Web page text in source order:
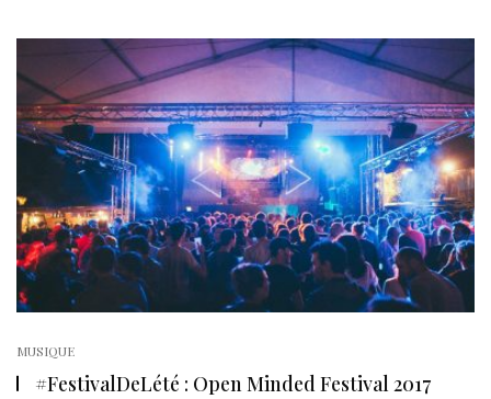
MUSIQUE
#FestivalDeLété : Open Minded Festival 2017